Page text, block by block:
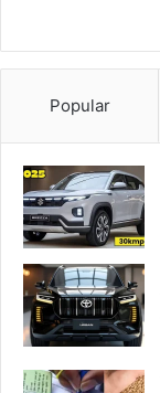
Popular